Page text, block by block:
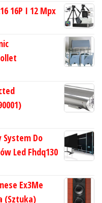
16P I 12 Mpx
Do
Led Fhdq130
Ex3Me
(Sztuka)